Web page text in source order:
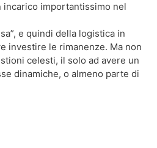
incarico importantissimo nel
e quindi della logistica in
investire le rimanenze. Ma non
celesti, il solo ad avere un
dinamiche, o almeno parte di